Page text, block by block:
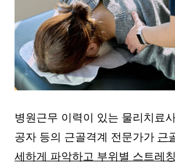
병원근무 이력이 있는 물리치료
공자 등의 근골격계 전문가가 근
세하게 파악하고 부위별 스트레